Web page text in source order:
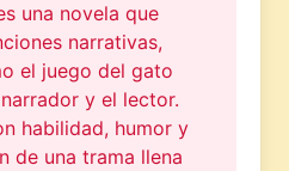
una novela que
narrativas,
el juego del gato
y el lector.
habilidad, humor y
de una trama llena